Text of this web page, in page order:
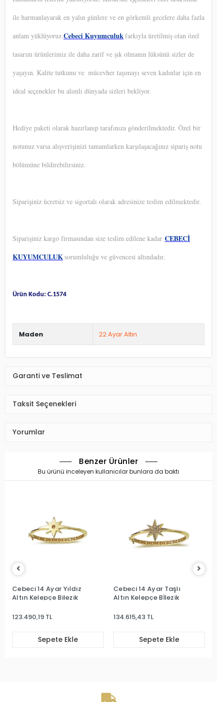
ile harmanlayarak en yalın günlere ve en görkemli gecelere daha fazla
anlam yüklüyoruz.Cebeci Kuyumculukfarkıyla üretilmiş olan özel
tasarım ürünlerimiz ile daha zarif ve şık olmanın lüksünü sizler de
yaşayın. Kalite tutkunu ve mücevher taşımayı seven kadınlar için en
ideal seçenekler bu alımlı dünyada sizleri bekliyor.
Hediye paketi olarak hazırlanıp tarafınıza gönderilmektedir. Özel bir
notunuz varsa alışverişinizi tamamlarken karşılaşacağınız sipariş notu
bölümüne bildirebilirsiniz.
Siparişiniz ücretsiz ve sigortalı olarak adresinize teslim edilmektedir.
Siparişiniz kargo firmasından size teslim edilene kadar CEBECİ
KUYUMCULUKsorumluluğu ve güvencesi altındadır.
Ürün Kodu: C.1574
Maden 22 Ayar Altın
Garanti ve Teslimat
Taksit Seçenekleri
Yorumlar
Benzer Ürünler
Bu ürünü inceleyen kullanıcılar bunlara da baktı
Cebeci 14 Ayar Yıldız
Altın Kelepçe Bilezik
123.490,19 TL
Sepete Ekle
Cebeci 14 Ayar Taşlı
Altın Kelepçe Bİlezik
134.615,43 TL
Sepete Ekle